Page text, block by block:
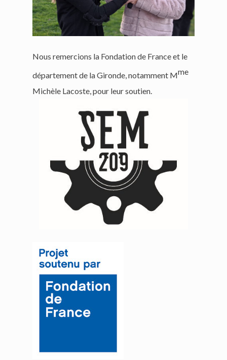
Nous remercions la Fondation de France et le
département de la Gironde, notamment Mme
Michèle Lacoste, pour leur soutien.